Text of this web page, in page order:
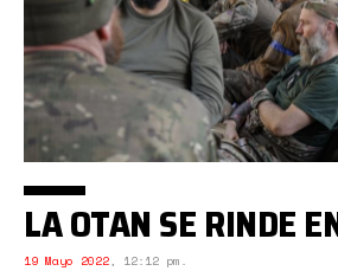
LA OTAN SE RINDE
19 Mayo 2022, 12:12 pm.